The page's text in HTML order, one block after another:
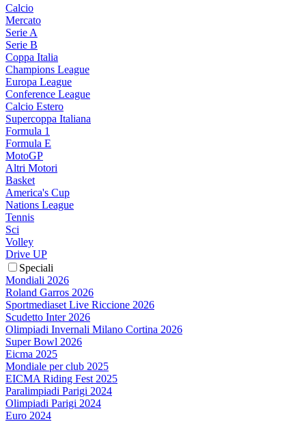
Calcio
Mercato
Serie A
Serie B
Coppa Italia
Champions League
Europa League
Conference League
Calcio Estero
Supercoppa Italiana
Formula 1
Formula E
MotoGP
Altri Motori
Basket
America's Cup
Nations League
Tennis
Sci
Volley
Drive UP
Speciali
Mondiali 2026
Roland Garros 2026
Sportmediaset Live Riccione 2026
Scudetto Inter 2026
Olimpiadi Invernali Milano Cortina 2026
Super Bowl 2026
Eicma 2025
Mondiale per club 2025
EICMA Riding Fest 2025
Paralimpiadi Parigi 2024
Olimpiadi Parigi 2024
Euro 2024